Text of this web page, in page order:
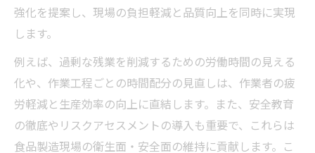
強化を提案し、現場の負担軽減と品質向上を同時に実現
します。
例えば、過剰な残業を削減するための労働時間の見える
化や、作業工程ごとの時間配分の見直しは、作業者の疲
労軽減と生産効率の向上に直結します。また、安全教育
の徹底やリスクアセスメントの導入も重要で、これらは
食品製造現場の衛生面・安全面の維持に貢献します。こ